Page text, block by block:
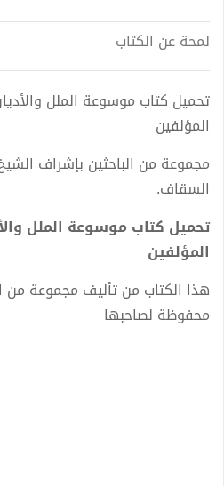
لمحة عن الكتاب
المؤلفين
مجموعة من الباحثين بإشراف
السقاف.
المؤلفين
هذا الكتاب من تأليف مجموعة من
محفوظة لصاحبها